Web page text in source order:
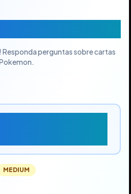
perguntas sobre cartas
MEDIUM